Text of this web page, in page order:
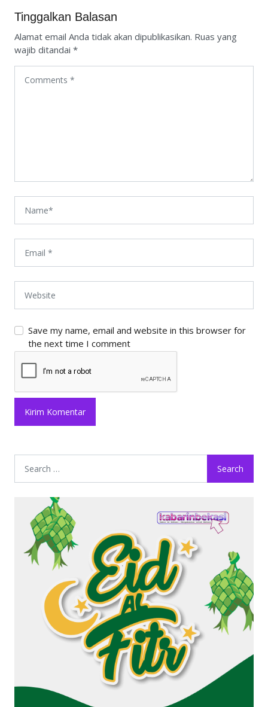
Tinggalkan Balasan
Alamat email Anda tidak akan dipublikasikan. Ruas yang
wajib ditandai *
Save my name, email and website in this browser for
the next time I comment